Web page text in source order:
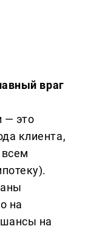
враг
— это
клиента,
на
на